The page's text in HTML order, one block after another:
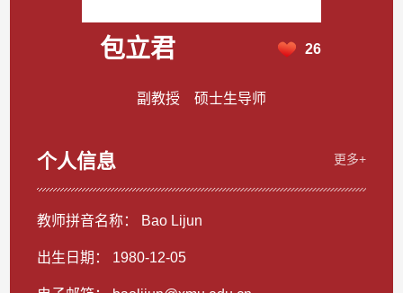
包立君 26
副教授 硕士生导师
个人信息 更多+
教师拼音名称： Bao Lijun
出生日期： 1980-12-05